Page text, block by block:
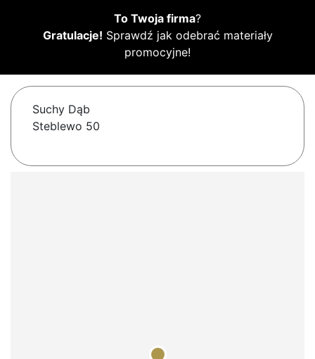
To Twoja firma?
Gratulacje! Sprawdź jak odebrać materiały
promocyjne!
Suchy Dąb
Steblewo 50